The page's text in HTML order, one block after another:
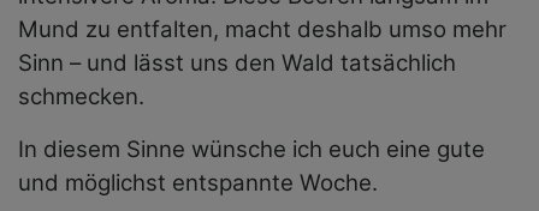
Mund zu entfalten, macht deshalb umso mehr
Sinn – und lässt uns den Wald tatsächlich
schmecken.
In diesem Sinne wünsche ich euch eine gute
und möglichst entspannte Woche.